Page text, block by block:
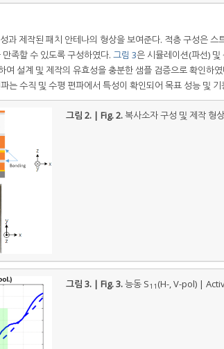
과 제작된 패치 안테나의 형상을 보여준다. 적층 구성은 스
족할 수 있도록 구성하였다. 그림 3은 시뮬레이션(파선)
여 설계 및 제작의 유효성을 충분한 샘플 검증으로 확인하
는 수직 및 수평 편파에서 특성이 확인되어 목표 성능 및
그림 2. | Fig. 2.복사소자 구성 및 제작
그림 3. | Fig. 3.능동 S11 (H-, V-pol) |